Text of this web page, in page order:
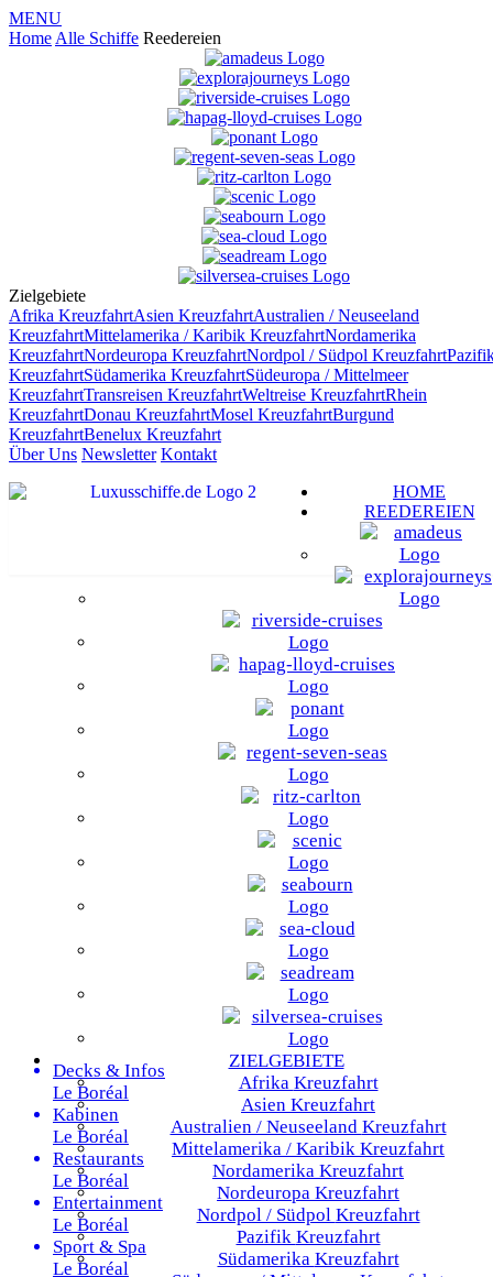
MENU
Home Alle Schiffe Reedereien
Zielgebiete
Afrika KreuzfahrtAsien KreuzfahrtAustralien / Neuseeland
KreuzfahrtMittelamerika / Karibik KreuzfahrtNordamerika
KreuzfahrtNordeuropa KreuzfahrtNordpol / Südpol Kreuzfahrt
KreuzfahrtSüdamerika KreuzfahrtSüdeuropa / Mittelmeer
KreuzfahrtTransreisen KreuzfahrtWeltreise KreuzfahrtRhein
KreuzfahrtDonau KreuzfahrtMosel KreuzfahrtBurgund
KreuzfahrtBenelux Kreuzfahrt
Über Uns Newsletter Kontakt
HOME
REEDEREIEN
ZIELGEBIETE
Afrika Kreuzfahrt
Asien Kreuzfahrt
Australien / Neuseeland Kreuzfahrt
Mittelamerika / Karibik Kreuzfahrt
Nordamerika Kreuzfahrt
Nordeuropa Kreuzfahrt
Nordpol / Südpol Kreuzfahrt
Pazifik Kreuzfahrt
Südamerika Kreuzfahrt
Decks & Infos
Le Boréal
Kabinen
Le Boréal
Restaurants
Le Boréal
Entertainment
Le Boréal
Sport & Spa
Le Boréal